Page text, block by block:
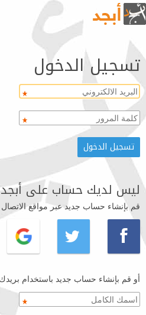
تسجيل الدخول
ليس لديك حساب على
قم بإنشاء حساب جديد عبر مواقع الاتصال
أو قم بإنشاء حساب جديد باستخدام بريدك